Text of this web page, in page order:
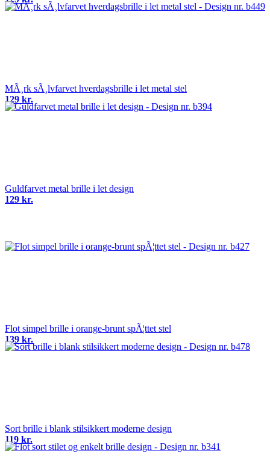
MÃ¸rk sÃ¸lvfarvet hverdagsbrille i let metal stel
129 kr.
Guldfarvet metal brille i let design
129 kr.
Flot simpel brille i orange-brunt spÃ¦ttet stel
139 kr.
Sort brille i blank stilsikkert moderne design
119 kr.